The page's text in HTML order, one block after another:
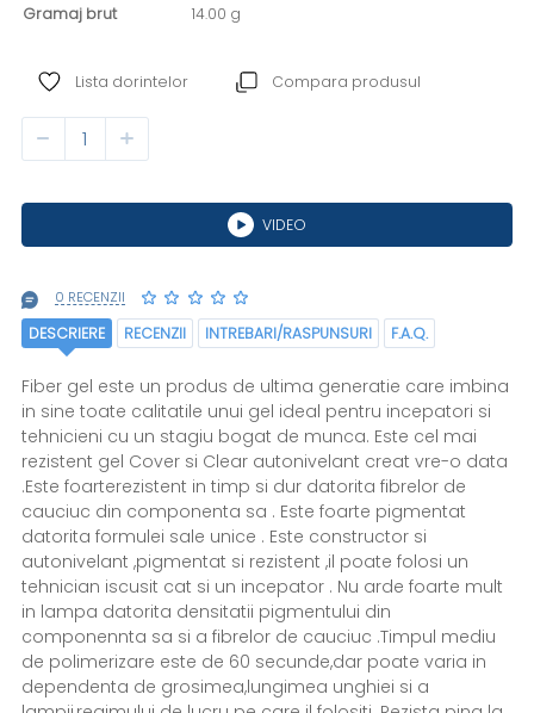
Gramaj brut
14.00 g
Lista dorintelor Compara produsul
VIDEO
0 RECENZII
DESCRIERE RECENZII INTREBARI/RASPUNSURI F.A.Q.
Fiber gel este un produs de ultima generatie care imbina
in sine toate calitatile unui gel ideal pentru incepatori si
tehnicieni cu un stagiu bogat de munca. Este cel mai
rezistent gel Cover si Clear autonivelant creat vre-o data
.Este foarterezistent in timp si dur datorita fibrelor de
cauciuc din componenta sa . Este foarte pigmentat
datorita formulei sale unice . Este constructor si
autonivelant ,pigmentat si rezistent ,il poate folosi un
tehnician iscusit cat si un incepator . Nu arde foarte mult
in lampa datorita densitatii pigmentului din
componennta sa si a fibrelor de cauciuc .Timpul mediu
de polimerizare este de 60 secunde,dar poate varia in
dependenta de grosimea,lungimea unghiei si a